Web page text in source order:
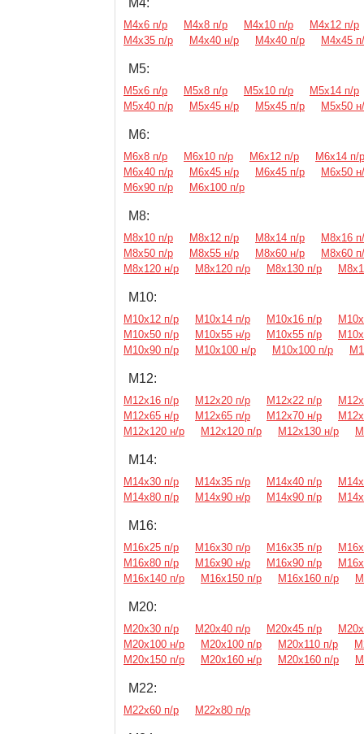
М4х6 п/р М4х8 п/р М4х10 п/р
М4х12 п/р
М4х35 п/р
М4х40 н/р М4х40 п/р М4х45
М5:
М5х6 п/р М5х8 п/р М5х10 п/р
М5х14 п/р
М5х40 п/р
М5х45 н/р М5х45 п/р М5х50
М6:
М6х8 п/р М6х10 п/р М6х12 п/р
М6х14 п/р
М6х40 п/р
М6х45 н/р М6х45 п/р
М6х50
М6х90 п/р
М6х100 п/р
М8:
М8х10 п/р М8х12 п/р М8х14 п/р
М8х16
М8х50 п/р
М8х55 н/р М8х60 н/р
М8х60
М8х120 н/р
М8х120 п/р М8х130 п/р
М10:
М10х12 п/р М10х14 п/р М10х16 п/р
М10х50 п/р
М10х55 н/р М10х55 п/р
М10х90 п/р
М10х100 н/р М10х100 п/р
М12:
М12х16 п/р М12х20 п/р М12х22 п/р
М12х65 н/р
М12х65 п/р М12х70 н/р
М12х120 н/р
М12х120 п/р М12х130 н/р
М14:
М14х30 п/р М14х35 п/р М14х40 п/р
М14х80 п/р
М14х90 н/р М14х90 п/р
М16:
М16х25 п/р М16х30 п/р М16х35 п/р
М16х80 п/р
М16х90 н/р М16х90 п/р
М16х140 п/р
М16х150 п/р М16х160 п/р
М20:
М20х30 п/р М20х40 п/р М20х45 п/р
М20х100 н/р
М20х100 п/р М20х110 п/р
М20х150 п/р
М20х160 н/р М20х160 п/р
М22:
М22х60 п/р М22х80 п/р